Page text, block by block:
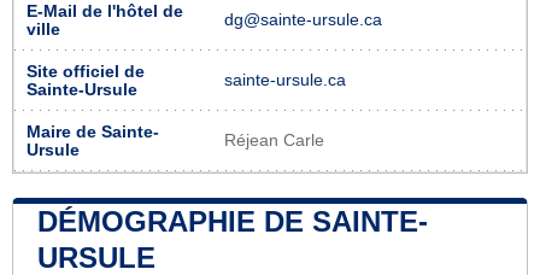
E-Mail de l'hôtel de
ville
dg@sainte-ursule.ca
Site officiel de
Sainte-Ursule
sainte-ursule.ca
Maire de Sainte-
Ursule
Réjean Carle
DÉMOGRAPHIE DE SAINTE-
URSULE